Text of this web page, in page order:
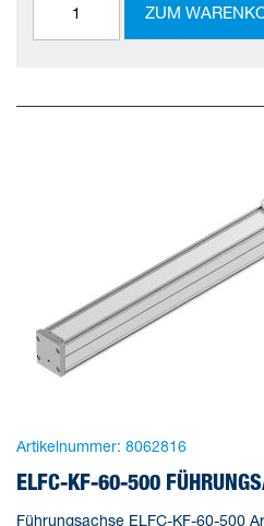
ZUM
Artikelnummer: 8062816
ELFC-KF-60-500
Führungsachse ELFC-KF-60-500